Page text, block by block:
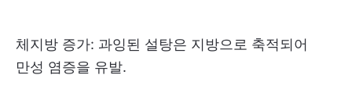
체지방 증가: 과잉된 설탕은 지방으로 축적되어
만성 염증을 유발.